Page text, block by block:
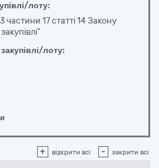
лоту:
частини 17 статті 14 Закону
лоту:
+ відкрити всі - закрити всі